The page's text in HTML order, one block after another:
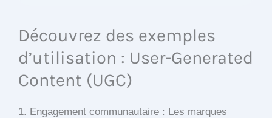
Découvrez des exemples
d’utilisation : User-Generated
Content (UGC)
1. Engagement communautaire : Les marques